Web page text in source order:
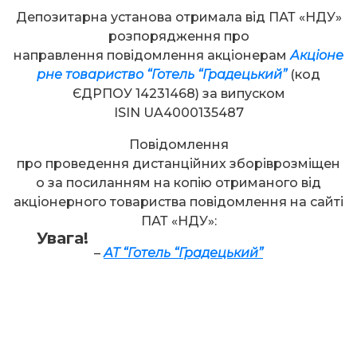
Увага!
Депозитарна установа отримала від ПАТ «НДУ»
розпорядження про
направлення повідомлення акціонерам Акціоне
рне товариство “Готель “Градецький” (код
ЄДРПОУ 14231468) за випуском
ISIN UA4000135487
Повідомлення
про проведення дистанційних зборіврозміщен
о за посиланням на копію отриманого від
акціонерного товариства повідомлення на сайті
ПАТ «НДУ»:
– АТ “Готель “Градецький”